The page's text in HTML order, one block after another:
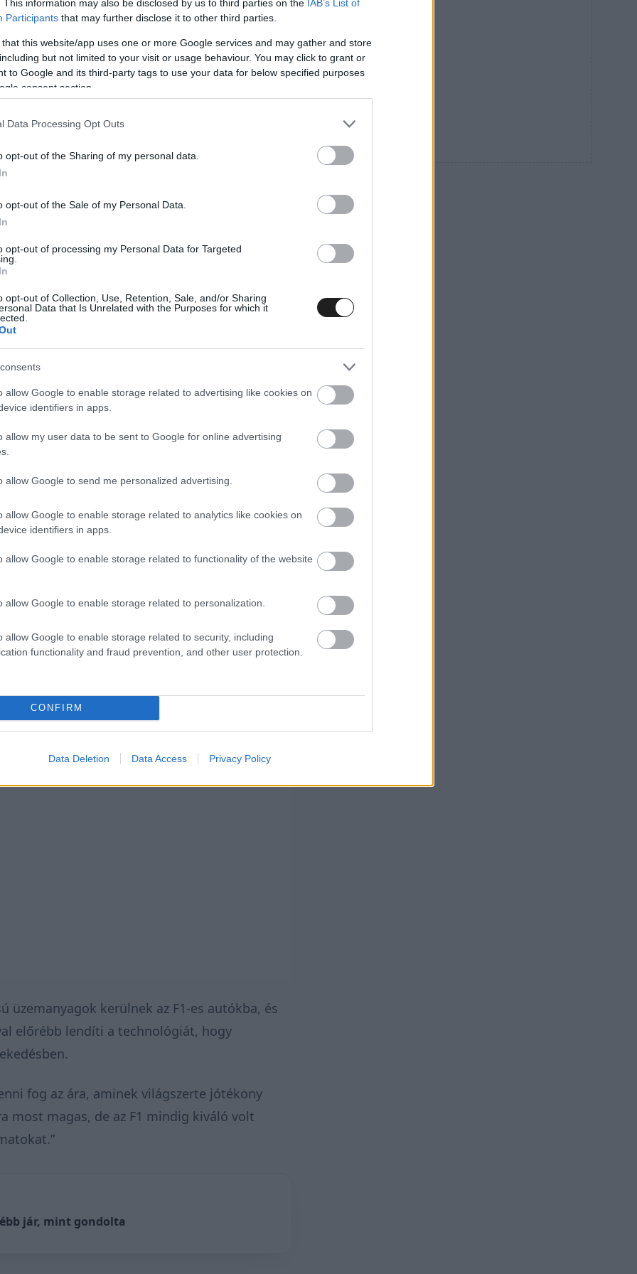
This information may also be disclosed by us to third parties on the IAB’s List of
Participants that may further disclose it to other third parties.
that this website/app uses one or more Google services and may gather and store
but not limited to your visit or usage behaviour. You may click to grant or
to Google and its third-party tags to use your data for below specified purposes
consent section.
Data Processing Opt Outs
opt-out of the Sharing of my personal data.
opt-out of the Sale of my Personal Data.
opt-out of processing my Personal Data for Targeted
opt-out of Collection, Use, Retention, Sale, and/or Sharing
Data that Is Unrelated with the Purposes for which it
allow Google to enable storage related to advertising like cookies on
identifiers in apps.
allow my user data to be sent to Google for online advertising
allow Google to send me personalized advertising.
allow Google to enable storage related to analytics like cookies on
identifiers in apps.
allow Google to enable storage related to functionality of the website
allow Google to enable storage related to personalization.
allow Google to enable storage related to security, including
functionality and fraud prevention, and other user protection.
CONFIRM
Data Deletion Data Access Privacy Policy
erőforrások bevezetésének is nagy szerepe
rendszerek egyszerűen sok helyet foglalnak
ára tehát az autók tömegének
tartja, hogy más módon is
megtartjuk a jelenlegi koncepciót és
vagy az, hogy ha beválik a megújuló
akkor nem kell többé bonyolult és drága
hogy ismét könnyebbek és talán jobb
lehetne az olimpiai autósport
kezdünk beszélni, amikor felmérjük, hol
kerülnek az F1-es autókba, és
előrébb lendíti a technológiát, hogy
fog az ára, aminek világszerte jótékony
most magas, de az F1 mindig kiváló volt
jár, mint gondolta